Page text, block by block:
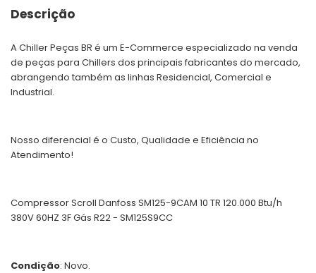
Descrição
A Chiller Peças BR é um E-Commerce especializado na venda
de peças para Chillers dos principais fabricantes do mercado,
abrangendo também as linhas Residencial, Comercial e
Industrial.
Nosso diferencial é o Custo, Qualidade e Eficiência no
Atendimento!
Compressor Scroll Danfoss SM125-9CAM 10 TR 120.000 Btu/h
380V 60HZ 3F Gás R22 - SM125S9CC
Condição: Novo.